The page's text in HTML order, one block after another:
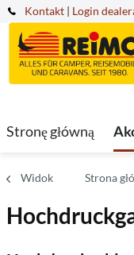
Kontakt | Login
Stronę główną
Widok Strona